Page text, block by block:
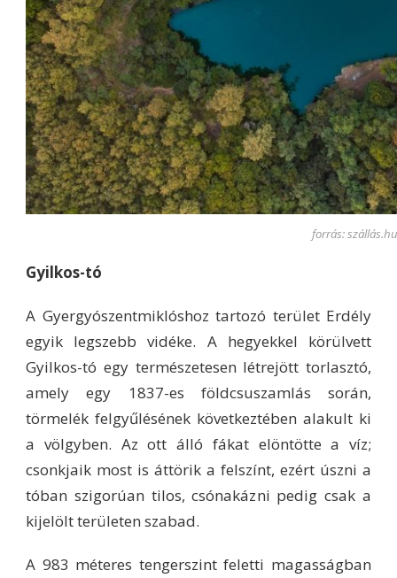
forrás: szállás.hu
Gyilkos-tó
A Gyergyószentmiklóshoz tartozó terület Erdély
egyik legszebb vidéke. A hegyekkel körülvett
Gyilkos-tó egy természetesen létrejött torlasztó,
amely egy 1837-es földcsuszamlás során,
törmelék felgyűlésének következtében alakult ki
a völgyben. Az ott álló fákat elöntötte a víz;
csonkjaik most is áttörik a felszínt, ezért úszni a
tóban szigorúan tilos, csónakázni pedig csak a
kijelölt területen szabad.
A 983 méteres tengerszint feletti magasságban